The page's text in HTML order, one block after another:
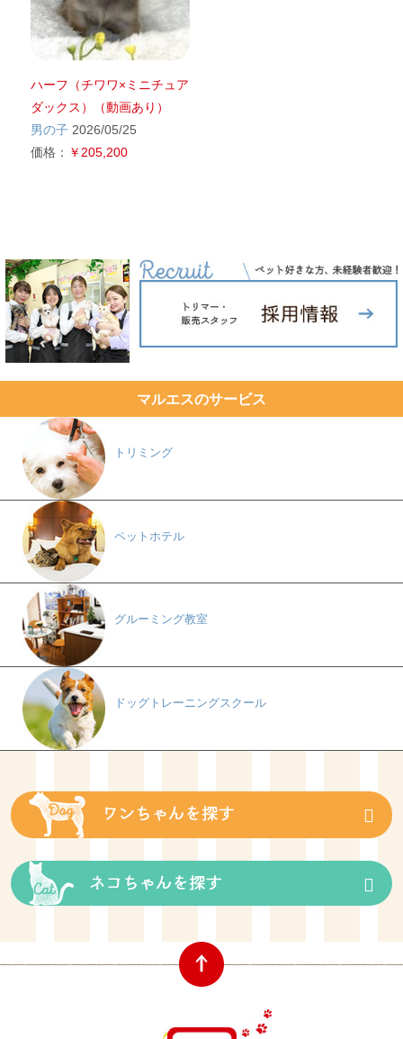
ハーフ（チワワ×ミニチュア
ダックス）（動画あり）
男の子2026/05/25
価格： ￥205,200
マルエスのサービス
トリミング
ペットホテル
グルーミング教室
ドッグトレーニングスクール